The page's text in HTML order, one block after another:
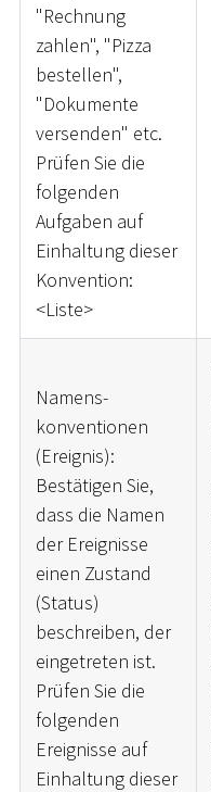
"Rechnung
zahlen", "Pizza
bestellen",
"Dokumente
versenden" etc.
Prüfen Sie die
folgenden
Aufgaben auf
Einhaltung dieser
Konvention:
<Liste>
Namens-
konventionen
(Ereignis):
Bestätigen Sie,
dass die Namen
der Ereignisse
einen Zustand
(Status)
beschreiben, der
eingetreten ist.
Prüfen Sie die
folgenden
Ereignisse auf
Einhaltung dieser